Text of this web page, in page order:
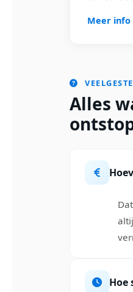
Meer info
Alles
Hoe